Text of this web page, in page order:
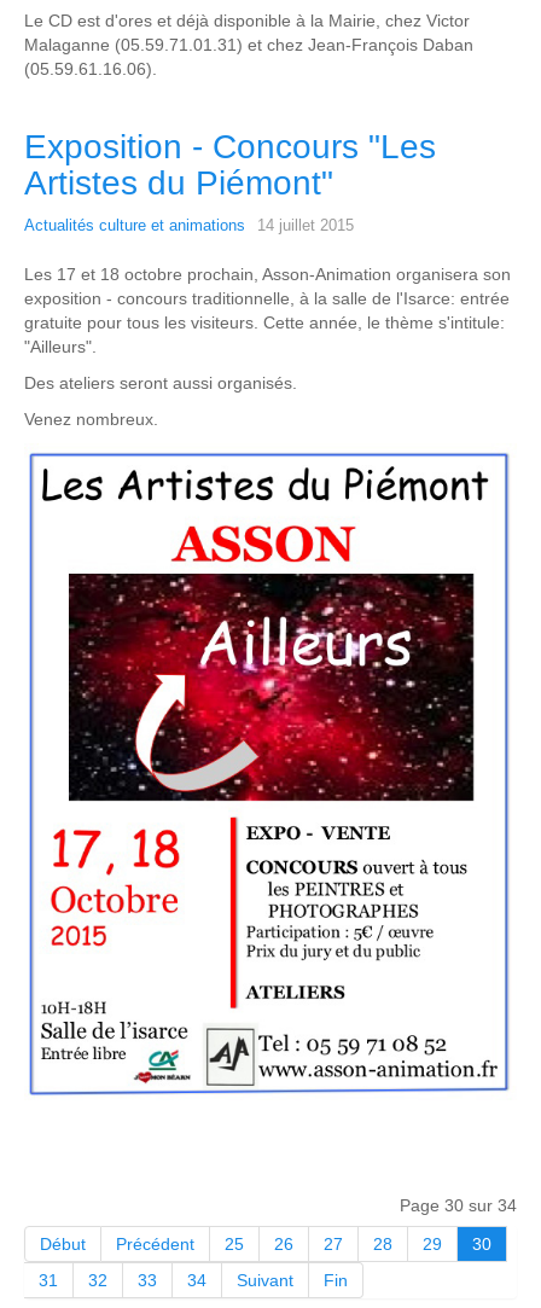
Le CD est d'ores et déjà disponible à la Mairie, chez Victor
Malaganne (05.59.71.01.31) et chez Jean-François Daban
(05.59.61.16.06).
Exposition - Concours "Les
Artistes du Piémont"
Actualités culture et animations 14 juillet 2015
Les 17 et 18 octobre prochain, Asson-Animation organisera son
exposition - concours traditionnelle, à la salle de l'Isarce: entrée
gratuite pour tous les visiteurs. Cette année, le thème s'intitule:
"Ailleurs".
Des ateliers seront aussi organisés.
Venez nombreux.
Page 30 sur 34
Début
Précédent 25 26 27 28 29
30
31
32 33 34 Suivant Fin